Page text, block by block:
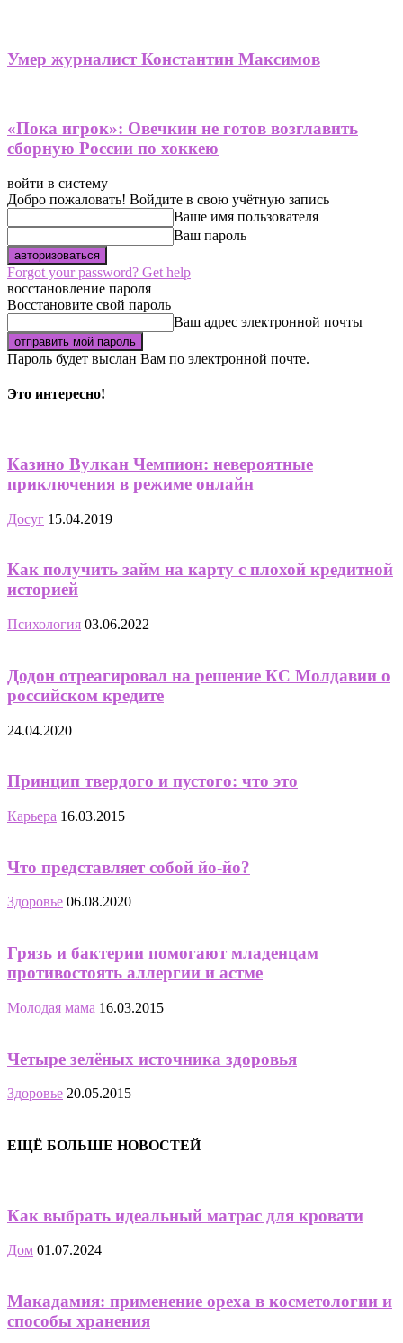
Умер журналист Константин Максимов
«Пока игрок»: Овечкин не готов возглавить
сборную России по хоккею
войти в систему
Добро пожаловать! Войдите в свою учётную запись
Ваше имя пользователя
Ваш пароль
Forgot your password? Get help
восстановление пароля
Восстановите свой пароль
Ваш адрес электронной почты
Пароль будет выслан Вам по электронной почте.
Это интересно!
Казино Вулкан Чемпион: невероятные
приключения в режиме онлайн
Досуг 15.04.2019
Как получить займ на карту с плохой кредитной
историей
Психология 03.06.2022
Додон отреагировал на решение КС Молдавии о
российском кредите
24.04.2020
Принцип твердого и пустого: что это
Карьера 16.03.2015
Что представляет собой йо-йо?
Здоровье 06.08.2020
Грязь и бактерии помогают младенцам
противостоять аллергии и астме
Молодая мама 16.03.2015
Четыре зелёных источника здоровья
Здоровье 20.05.2015
ЕЩЁ БОЛЬШЕ НОВОСТЕЙ
Как выбрать идеальный матрас для кровати
Дом 01.07.2024
Макадамия: применение ореха в косметологии и
способы хранения